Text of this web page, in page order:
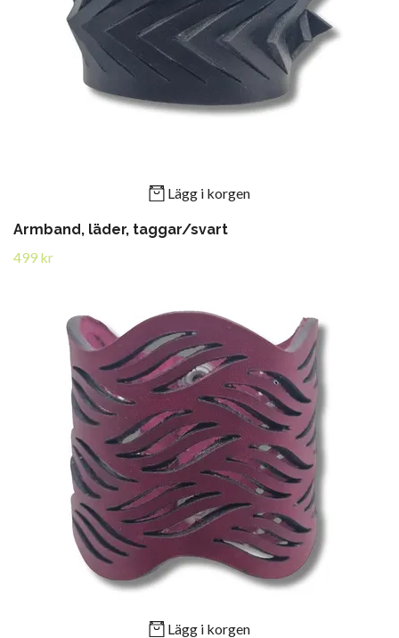
Lägg i korgen
Armband, läder, taggar/svart
499 kr
Lägg i korgen